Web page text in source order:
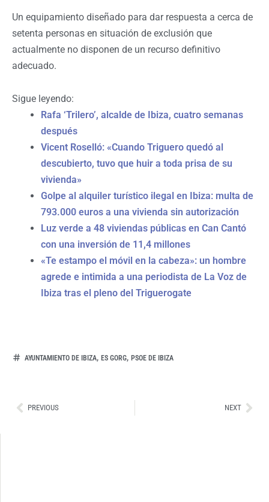
Un equipamiento diseñado para dar respuesta a cerca de
setenta personas en situación de exclusión que
actualmente no disponen de un recurso definitivo
adecuado.
Sigue leyendo:
Rafa ‘Trilero’, alcalde de Ibiza, cuatro semanas
después
Vicent Roselló: «Cuando Triguero quedó al
descubierto, tuvo que huir a toda prisa de su
vivienda»
Golpe al alquiler turístico ilegal en Ibiza: multa de
793.000 euros a una vivienda sin autorización
Luz verde a 48 viviendas públicas en Can Cantó
con una inversión de 11,4 millones
«Te estampo el móvil en la cabeza»: un hombre
agrede e intimida a una periodista de La Voz de
Ibiza tras el pleno del Triguerogate
AYUNTAMIENTO DE IBIZA, ES GORG, PSOE DE IBIZA
AntPREVIOUS NEXT